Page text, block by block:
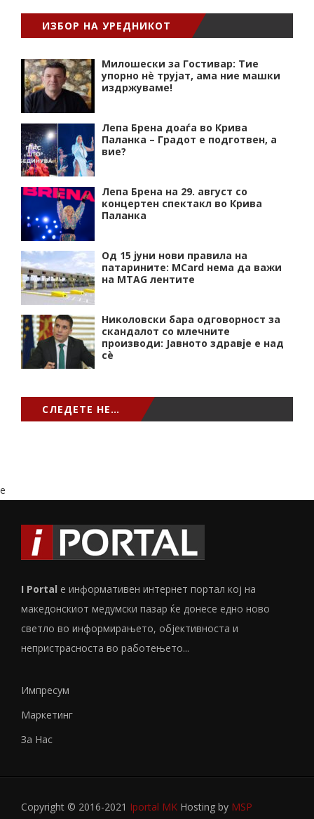
ИЗБОР НА УРЕДНИКОТ
Милошески за Гостивар: Тие
упорно нѐ трујат, ама ние машки
издржуваме!
Лепа Брена доаѓа во Крива
Паланка – Градот е подготвен, а
вие?
Лепа Брена на 29. август со
концертен спектакл во Крива
Паланка
Од 15 јуни нови правила на
патарините: MCard нема да важи
на MTAG лентите
Николовски бара одговорност за
скандалот со млечните
производи: Јавното здравје е над
сѐ
СЛЕДЕТЕ НЕ…
e
I Portal е информативен интернет портал кој на
македонскиот медумски пазар ќе донесе едно ново
светло во информирањето, објективноста и
непристрасноста во работењето...
Импресум
Маркетинг
За Нас
Copyright © 2016-2021 Iportal MK Hosting by MSP